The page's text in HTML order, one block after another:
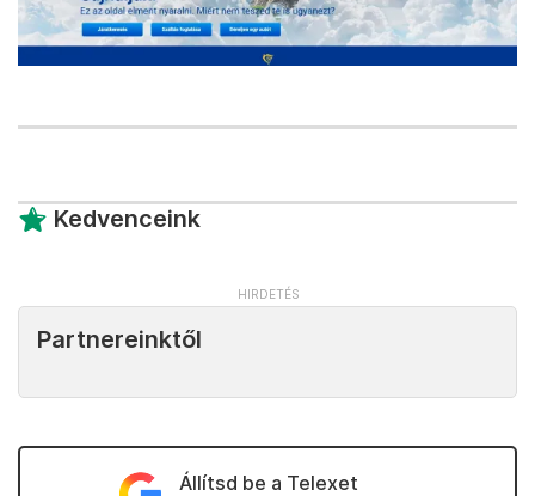
Kedvenceink
Partnereinktől
Állítsd be a Telexet